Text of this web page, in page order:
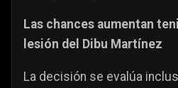
Las chances aumentan
lesión del Dibu Martínez
La decisión se evalúa